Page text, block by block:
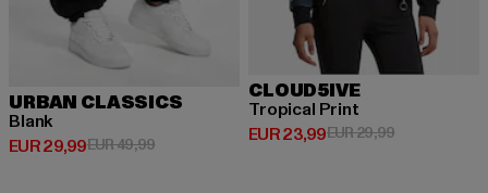
URBAN CLASSICS
Blank
EUR 29,99
Derzeitiger Preis: EUR 29,99
EUR 49,99Aktionspreis: EUR 49,99
CLOUD5IVE
Tropical Print
EUR 23,99
Derzeitiger Preis: EUR 23,99
EUR 29,99Aktionspreis: